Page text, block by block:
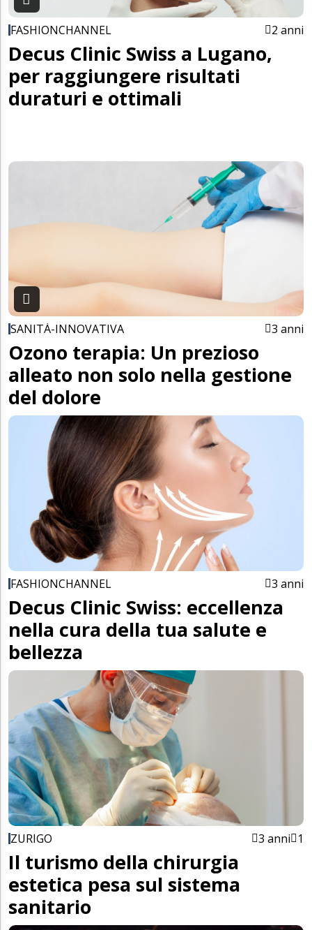
FASHIONCHANNEL 2 anni
Decus Clinic Swiss a Lugano,
per raggiungere risultati
duraturi e ottimali
SANITÀ-INNOVATIVA 3 anni
Ozono terapia: Un prezioso
alleato non solo nella gestione
del dolore
FASHIONCHANNEL 3 anni
Decus Clinic Swiss: eccellenza
nella cura della tua salute e
bellezza
ZURIGO 3 anni 1
Il turismo della chirurgia
estetica pesa sul sistema
sanitario